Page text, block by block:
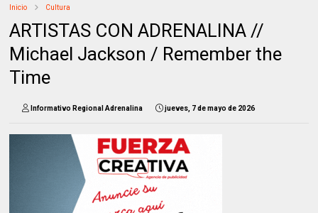
Inicio Cultura
ARTISTAS CON ADRENALINA //
Michael Jackson / Remember the
Time
Informativo Regional Adrenalina jueves, 7 de mayo de 2026